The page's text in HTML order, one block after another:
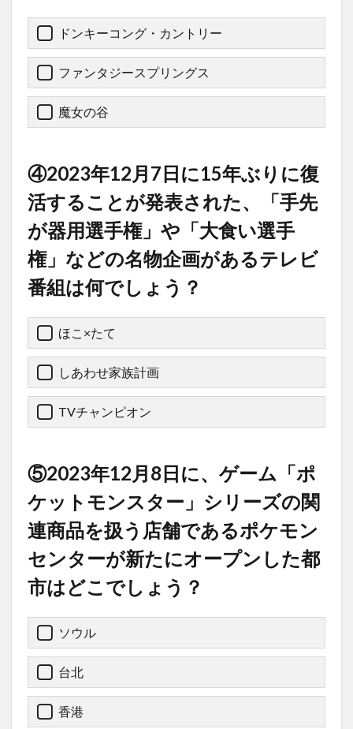
ドンキーコング・カントリー
ファンタジースプリングス
魔女の谷
④2023年12月7日に15年ぶりに復
活することが発表された、「手先
が器用選手権」や「大食い選手
権」などの名物企画があるテレビ
番組は何でしょう？
ほこ×たて
しあわせ家族計画
TVチャンピオン
⑤2023年12月8日に、ゲーム「ポ
ケットモンスター」シリーズの関
連商品を扱う店舗であるポケモン
センターが新たにオープンした都
市はどこでしょう？
ソウル
台北
香港